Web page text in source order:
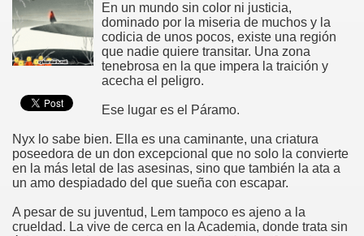
En un mundo sin color ni justicia,
dominado por la miseria de muchos y la
codicia de unos pocos, existe una región
que nadie quiere transitar. Una zona
tenebrosa en la que impera la traición y
acecha el peligro.
Ese lugar es el Páramo.
Nyx lo sabe bien. Ella es una caminante, una criatura
poseedora de un don excepcional que no solo la convierte
en la más letal de las asesinas, sino que también la ata a
un amo despiadado del que sueña con escapar.
A pesar de su juventud, Lem tampoco es ajeno a la
crueldad. La vive de cerca en la Academia, donde trata sin